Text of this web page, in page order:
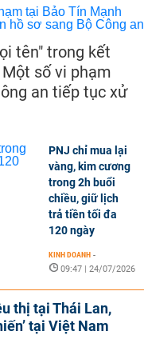
tên" trong kết
số vi phạm
an tiếp tục xử
PNJ chỉ mua lại
vàng, kim cương
trong 2h buổi
chiều, giữ lịch
trả tiền tối đa
120 ngày
KINH DOANH -
09:47 | 24/07/2026
thị tại Thái Lan,
tại Việt Nam